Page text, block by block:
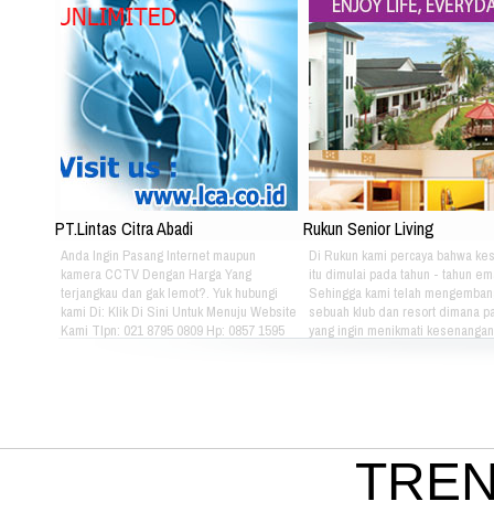
PT.Lintas Citra Abadi
Anda Ingin Pasang Internet maupun
kamera CCTV Dengan Harga Yang
terjangkau dan gak lemot?. Yuk hubungi
kami Di: Klik Di Sini Untuk Menuju Website
Kami Tlpn: 021 8795 0809 Hp: 0857 1595
Rukun Senior Living
Di Rukun kami percaya bahwa
itu dimulai pada tahun - tahun
Sehingga kami telah
sebuah klub dan resort dimana
yang ingin menikmati
Darmawan Park Gate 1, Jl. Raya
Madang No. 99 Sentul, 16810.
Web:www.rukunseniorliving.com